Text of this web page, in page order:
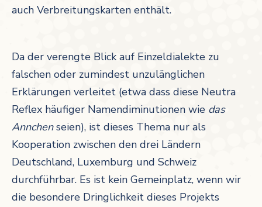
auch Verbreitungskarten enthält.
Da der verengte Blick auf Einzeldialekte zu
falschen oder zumindest unzulänglichen
Erklärungen verleitet (etwa dass diese Neutra
Reflex häufiger Namendiminutionen wie das
Annchenseien), ist dieses Thema nur als
Kooperation zwischen den drei Ländern
Deutschland, Luxemburg und Schweiz
durchführbar. Es ist kein Gemeinplatz, wenn wir
die besondere Dringlichkeit dieses Projekts